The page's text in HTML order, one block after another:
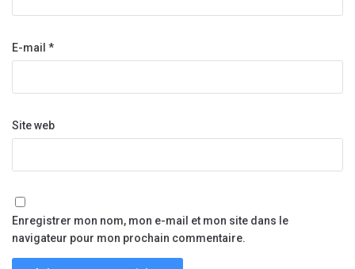
E-mail *
Site web
Enregistrer mon nom, mon e-mail et mon site dans le
navigateur pour mon prochain commentaire.